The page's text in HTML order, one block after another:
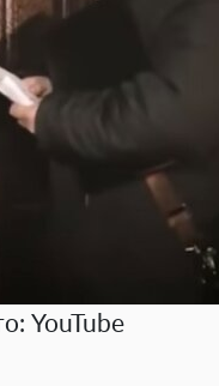
YouTube